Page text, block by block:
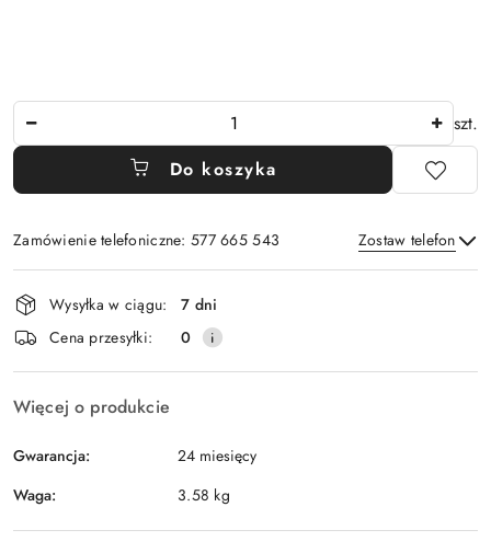
szt.
Do koszyka
Zamówienie telefoniczne: 577 665 543 Zostaw telefon
Wyślij
Dostępność
i
dostawa
Wysyłka w ciągu:
7 dni
Cena przesyłki:
0
Więcej o produkcie
Gwarancja:
24 miesięcy
Waga:
3.58 kg